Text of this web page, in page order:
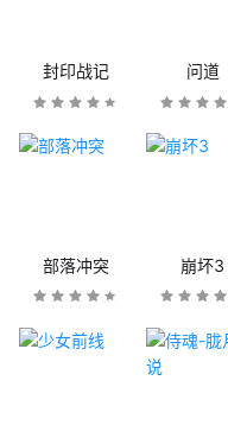
封印战记 问道
部落冲突 崩坏3